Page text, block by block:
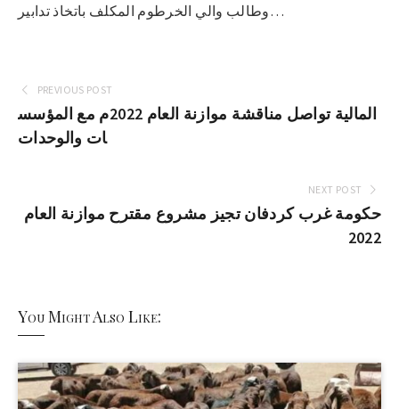
وطالب والي الخرطوم المكلف باتخاذ تدابير…
PREVIOUS POST
المالية تواصل مناقشة موازنة العام 2022م مع المؤسس
ات والوحدات
NEXT POST
حكومة غرب كردفان تجيز مشروع مقترح موازنة العام
2022
You Might Also Like: